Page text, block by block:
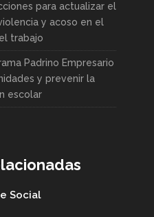
para actualizar el
y acoso en el
trabajo
Padrino Empresario
y prevenir la
escolar
Social